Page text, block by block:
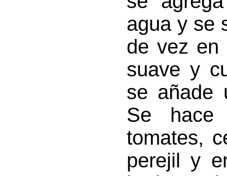
agua y se
de vez en
suave y
se añade
Se hace
tomates,
perejil y